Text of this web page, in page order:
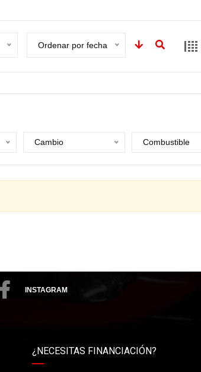
Ordenar por fecha
Cambio Combustible
INSTAGRAM
¿NECESITAS FINANCIACIÓN?